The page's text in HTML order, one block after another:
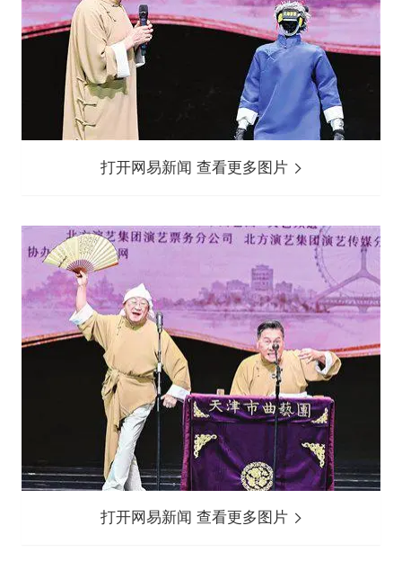
打开网易新闻 查看更多图片
打开网易新闻 查看更多图片